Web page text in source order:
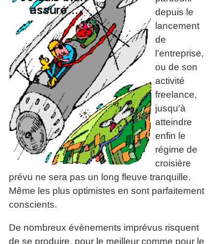
décision
Tous
les
articles
Décider
»»»
ebook
PDF
management
gratuits
▶
PDF
Entrepreneuriat
ebook
Perfonomique
▶
Tous
les
articles
gratuits
»»»
depuis le
lancement
de
l'entreprise,
ou de son
activité
freelance,
jusqu'à
atteindre
enfin le
régime de
croisière
prévu ne sera pas un long fleuve tranquille.
Même les plus optimistes en sont parfaitement
conscients.
De nombreux évènements imprévus risquent
de se produire, pour le meilleur comme pour le